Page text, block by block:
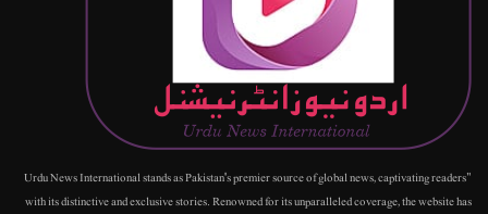
"Urdu News International stands as Pakistan's premier source of global news, captivating readers
with its distinctive and exclusive stories. Renowned for its unparalleled coverage, the website has